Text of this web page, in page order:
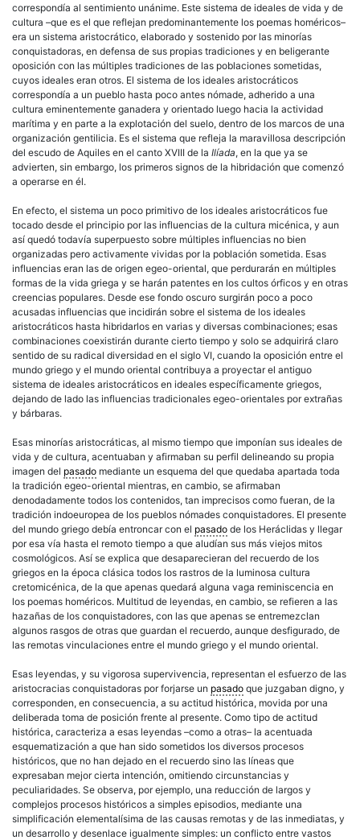
correspondía al sentimiento unánime. Este sistema de ideales de vida y de
cultura –que es el que reflejan predominantemente los poemas homéricos–
era un sistema aristocrático, elaborado y sostenido por las minorías
conquistadoras, en defensa de sus propias tradiciones y en beligerante
oposición con las múltiples tradiciones de las poblaciones sometidas,
cuyos ideales eran otros. El sistema de los ideales aristocráticos
correspondía a un pueblo hasta poco antes nómade, adherido a una
cultura eminentemente ganadera y orientado luego hacia la actividad
marítima y en parte a la explotación del suelo, dentro de los marcos de una
organización gentilicia. Es el sistema que refleja la maravillosa descripción
del escudo de Aquiles en el canto XVIII de la Ilíada, en la que ya se
advierten, sin embargo, los primeros signos de la hibridación que comenzó
a operarse en él.
En efecto, el sistema un poco primitivo de los ideales aristocráticos fue
tocado desde el principio por las influencias de la cultura micénica, y aun
así quedó todavía superpuesto sobre múltiples influencias no bien
organizadas pero activamente vividas por la población sometida. Esas
influencias eran las de origen egeo-oriental, que perdurarán en múltiples
formas de la vida griega y se harán patentes en los cultos órficos y en otras
creencias populares. Desde ese fondo oscuro surgirán poco a poco
acusadas influencias que incidirán sobre el sistema de los ideales
aristocráticos hasta hibridarlos en varias y diversas combinaciones; esas
combinaciones coexistirán durante cierto tiempo y solo se adquirirá claro
sentido de su radical diversidad en el siglo VI, cuando la oposición entre el
mundo griego y el mundo oriental contribuya a proyectar el antiguo
sistema de ideales aristocráticos en ideales específicamente griegos,
dejando de lado las influencias tradicionales egeo-orientales por extrañas
y bárbaras.
Esas minorías aristocráticas, al mismo tiempo que imponían sus ideales de
vida y de cultura, acentuaban y afirmaban su perfil delineando su propia
imagen del pasado mediante un esquema del que quedaba apartada toda
la tradición egeo-oriental mientras, en cambio, se afirmaban
denodadamente todos los contenidos, tan imprecisos como fueran, de la
tradición indoeuropea de los pueblos nómades conquistadores. El presente
del mundo griego debía entroncar con el pasado de los Heráclidas y llegar
por esa vía hasta el remoto tiempo a que aludían sus más viejos mitos
cosmológicos. Así se explica que desaparecieran del recuerdo de los
griegos en la época clásica todos los rastros de la luminosa cultura
cretomicénica, de la que apenas quedará alguna vaga reminiscencia en
los poemas homéricos. Multitud de leyendas, en cambio, se refieren a las
hazañas de los conquistadores, con las que apenas se entremezclan
algunos rasgos de otras que guardan el recuerdo, aunque desfigurado, de
las remotas vinculaciones entre el mundo griego y el mundo oriental.
Esas leyendas, y su vigorosa supervivencia, representan el esfuerzo de las
aristocracias conquistadoras por forjarse un pasado que juzgaban digno, y
corresponden, en consecuencia, a su actitud histórica, movida por una
deliberada toma de posición frente al presente. Como tipo de actitud
histórica, caracteriza a esas leyendas –como a otras– la acentuada
esquematización a que han sido sometidos los diversos procesos
históricos, que no han dejado en el recuerdo sino las líneas que
expresaban mejor cierta intención, omitiendo circunstancias y
peculiaridades. Se observa, por ejemplo, una reducción de largos y
complejos procesos históricos a simples episodios, mediante una
simplificación elementalísima de las causas remotas y de las inmediatas, y
un desarrollo y desenlace igualmente simples: un conflicto entre vastos